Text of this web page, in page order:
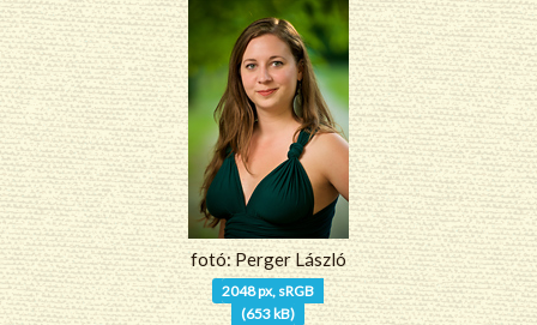
fotó: Perger László
2048 px, sRGB
(653 kB)